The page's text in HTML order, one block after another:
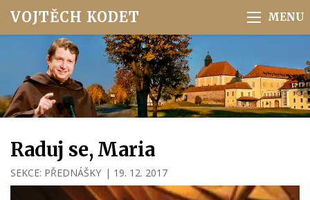
VOJTĚCH KODET
Raduj se, Maria
SEKCE: PŘEDNÁŠKY | 19. 12. 2017